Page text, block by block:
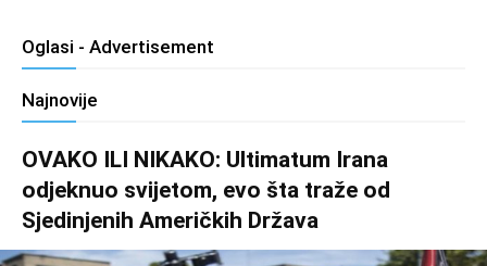
Oglasi - Advertisement
Najnovije
OVAKO ILI NIKAKO: Ultimatum Irana
odjeknuo svijetom, evo šta traže od
Sjedinjenih Američkih Država